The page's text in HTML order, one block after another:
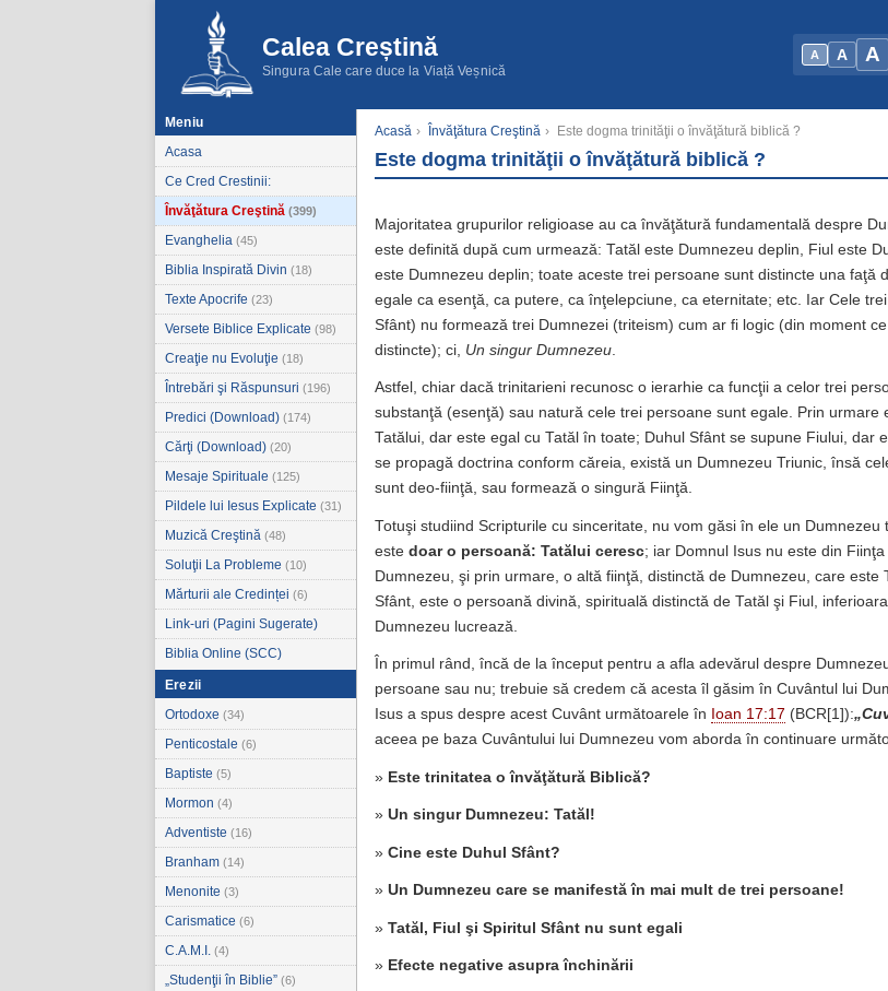
Calea Creștină
Singura Cale care duce la Viață Veșnică
A A A
Meniu
Acasa
Ce Cred Crestinii:
Învăţătura Creştină (399)
Evanghelia (45)
Biblia Inspirată Divin (18)
Texte Apocrife (23)
Versete Biblice Explicate (98)
Creaţie nu Evoluţie (18)
Întrebări şi Răspunsuri (196)
Predici (Download) (174)
Cărţi (Download) (20)
Mesaje Spirituale (125)
Pildele lui Iesus Explicate (31)
Muzică Creştină (48)
Soluţii La Probleme (10)
Mărturii ale Credinței (6)
Link-uri (Pagini Sugerate)
Biblia Online (SCC)
Erezii
Ortodoxe (34)
Penticostale (6)
Baptiste (5)
Mormon (4)
Adventiste (16)
Branham (14)
Menonite (3)
Carismatice (6)
C.A.M.I. (4)
„Studenţii în Biblie” (6)
Acasă › Învăţătura Creştină › Este dogma trinităţii o învăţătură biblică ?
Este dogma trinităţii o învăţătură biblică ?
Majoritatea grupurilor religioase au ca învăţătură fundamentală despre
este definită după cum urmează: Tatăl este Dumnezeu deplin, Fiul este
este Dumnezeu deplin; toate aceste trei persoane sunt distincte una faţă
egale ca esenţă, ca putere, ca înţelepciune, ca eternitate; etc. Iar Cele
Sfânt) nu formează trei Dumnezei (triteism) cum ar fi logic (din moment
distincte); ci, Un singur Dumnezeu.
Astfel, chiar dacă trinitarieni recunosc o ierarhie ca funcţii a celor trei
substanţă (esenţă) sau natură cele trei persoane sunt egale. Prin urmare
Tatălui, dar este egal cu Tatăl în toate; Duhul Sfânt se supune Fiului, dar
se propagă doctrina conform căreia, există un Dumnezeu Triunic, însă
sunt deo-fiinţă, sau formează o singură Fiinţă.
Totuşi studiind Scripturile cu sinceritate, nu vom găsi în ele un
este doar o persoană: Tatălui ceresc; iar Domnul Isus nu este din
Dumnezeu, şi prin urmare, o altă fiinţă, distinctă de Dumnezeu, care este
Sfânt, este o persoană divină, spirituală distinctă de Tatăl şi Fiul,
Dumnezeu lucrează.
În primul rând, încă de la început pentru a afla adevărul despre
persoane sau nu; trebuie să credem că acesta îl găsim în Cuvântul lui
Isus a spus despre acest Cuvânt următoarele în Ioan 17:17 (BCR[1]):
aceea pe baza Cuvântului lui Dumnezeu vom aborda în continuare
» Este trinitatea o învăţătură Biblică?
» Un singur Dumnezeu: Tatăl!
» Cine este Duhul Sfânt?
» Un Dumnezeu care se manifestă în mai mult de trei persoane!
» Tatăl, Fiul şi Spiritul Sfânt nu sunt egali
» Efecte negative asupra închinării